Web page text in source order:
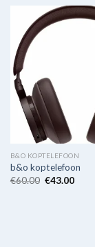
B&O KOPTELEFOON
b&o koptelefoon
€60.00 €43.00